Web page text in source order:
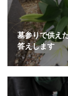
墓参りで供え
答えします